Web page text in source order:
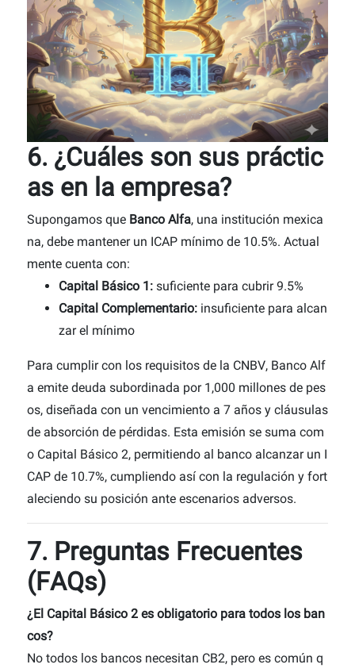
6. ¿Cuáles son sus práctic
as en la empresa?
Supongamos que Banco Alfa, una institución mexica
na, debe mantener un ICAP mínimo de 10.5%. Actual
mente cuenta con:
Capital Básico 1: suficiente para cubrir 9.5%
Capital Complementario: insuficiente para alcan
zar el mínimo
Para cumplir con los requisitos de la CNBV, Banco Alf
a emite deuda subordinada por 1,000 millones de pes
os, diseñada con un vencimiento a 7 años y cláusulas
de absorción de pérdidas. Esta emisión se suma com
o Capital Básico 2, permitiendo al banco alcanzar un I
CAP de 10.7%, cumpliendo así con la regulación y fort
aleciendo su posición ante escenarios adversos.
7. Preguntas Frecuentes
(FAQs)
¿El Capital Básico 2 es obligatorio para todos los ban
cos?
No todos los bancos necesitan CB2, pero es común q